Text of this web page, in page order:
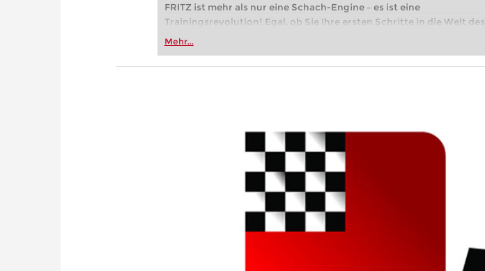
FRITZ ist mehr als nur eine Schach-Engine – es ist eine
Trainingsrevolution! Egal, ob Sie Ihre ersten Schritte in die Welt des
Vereinsschachs machen oder bereits auf Turnierniveau spielen: Mit
zuvor.
Mehr...